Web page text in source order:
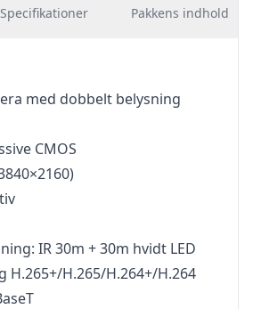
Specifikationer Pakkens indhold
med dobbelt belysning
CMOS
IR 30m + 30m hvidt LED
H.265+/H.265/H.264+/H.264